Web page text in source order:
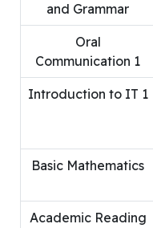
and Grammar
Oral
Communication 1
Introduction to IT 1
Basic Mathematics
Academic Reading